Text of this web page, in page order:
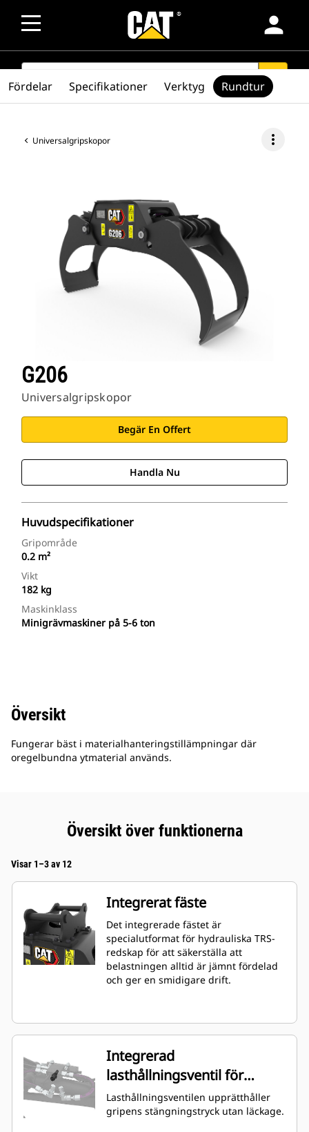
person
SEARCH search
Universalgripskopor more_vert
G206
Universalgripskopor
Begär En Offert
Handla Nu
Huvudspecifikationer
Gripområde
0.2 m²
Vikt
182 kg
Maskinklass
Minigrävmaskiner på 5-6 ton
Fördelar Specifikationer Verktyg Rundtur
Översikt
Fungerar bäst i materialhanteringstillämpningar där
oregelbundna ytmaterial används.
Översikt över funktionerna
Visar 1–3 av 12
Integrerat fäste
Det integrerade fästet är
specialutformat för hydrauliska TRS-
redskap för att säkerställa att
belastningen alltid är jämnt fördelad
och ger en smidigare drift.
Integrerad
lasthållningsventil för
cylindrar
Lasthållningsventilen upprätthåller
gripens stängningstryck utan läckage.